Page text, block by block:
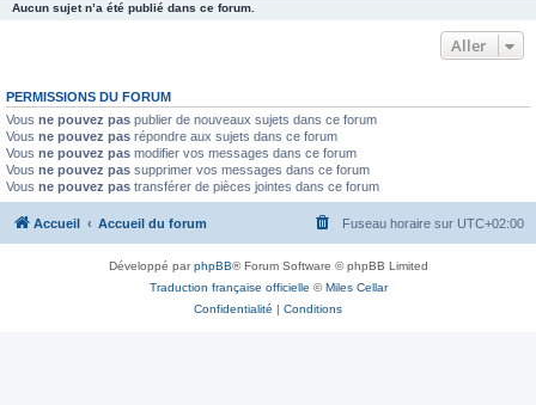
Aucun sujet n’a été publié dans ce forum.
Aller
PERMISSIONS DU FORUM
Vous ne pouvez pas publier de nouveaux sujets dans ce forum
Vous ne pouvez pas répondre aux sujets dans ce forum
Vous ne pouvez pas modifier vos messages dans ce forum
Vous ne pouvez pas supprimer vos messages dans ce forum
Vous ne pouvez pas transférer de pièces jointes dans ce forum
Accueil Accueil du forum Fuseau horaire sur UTC+02:00
Développé parphpBB® Forum Software © phpBB Limited
Traduction française officielle ©Miles Cellar
Confidentialité | Conditions